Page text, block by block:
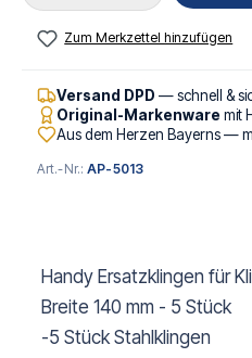
Zum Merkzettel hinzufügen
Versand DPD — schnell &
Original-Markenware mit
Aus dem Herzen Bayerns —
Art.-Nr.:AP-5013
Handy Ersatzklingen für
Breite 140 mm - 5 Stück
-5 Stück Stahlklingen